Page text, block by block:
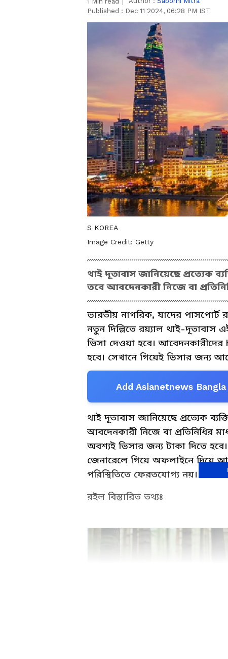
Published : Dec 11 2024, 06:28 PM IST
S KOREA
Image Credit: Getty
থাই দূতাবাস জানিয়েছে প্রত্যেক
তবে আবদেনকারী নিজে বা
ভারতীয় নাগরিক, যাদের পাসপোর্ট
নতুন দিল্লিতে রয়্যাল থাই-দূতাবাস
ভিসা দেওয়া হবে।
হবে। সেখানে গিয়েই ভিসার জন্য
Add Asianetnews
থাই দূতাবাস জানিয়েছে প্রত্যেক
আবদেনকারী নিজে বা প্রতিনিধির
অবশ্যই ভিসার জন্য টাকা দিতে
জেনারেলে গিয়ে অফলাইনে দিয়ে
পরিস্থিতিতে ফেরতযোগ্য নয়।
রইল বিস্তারিত তথ্যঃ